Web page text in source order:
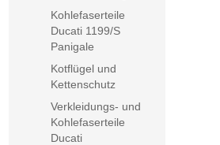
Kohlefaserteile
Ducati 1199/S
Panigale
Kotflügel und
Kettenschutz
Verkleidungs- und
Kohlefaserteile
Ducati